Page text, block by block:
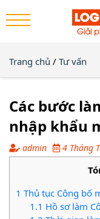
Trang chủ / Tư vấn
Các bước
nhập khẩu
admin 4 Tháng
1 Thủ tục Công bố
1.1 Hồ sơ làm